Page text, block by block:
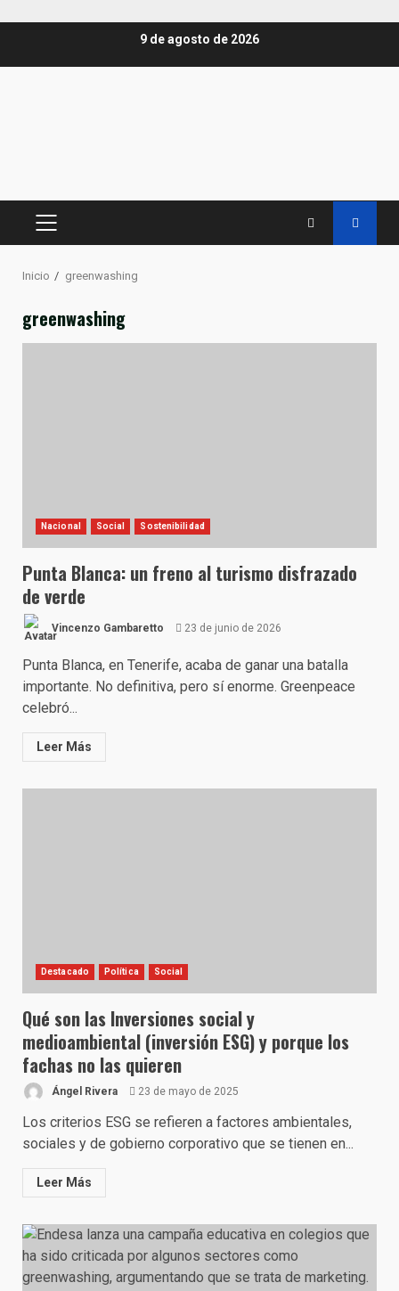
9 de agosto de 2026
MENÚ
Inicio greenwashing
greenwashing
Nacional Social Sostenibilidad
Punta Blanca: un freno al turismo disfrazado
de verde
Vincenzo Gambaretto 23 de junio de 2026
Punta Blanca, en Tenerife, acaba de ganar una batalla
importante. No definitiva, pero sí enorme. Greenpeace
celebró...
Leer Más
Destacado Política Social
Qué son las Inversiones social y
medioambiental (inversión ESG) y porque los
fachas no las quieren
Ángel Rivera 23 de mayo de 2025
Los criterios ESG se refieren a factores ambientales,
sociales y de gobierno corporativo que se tienen en...
Leer Más